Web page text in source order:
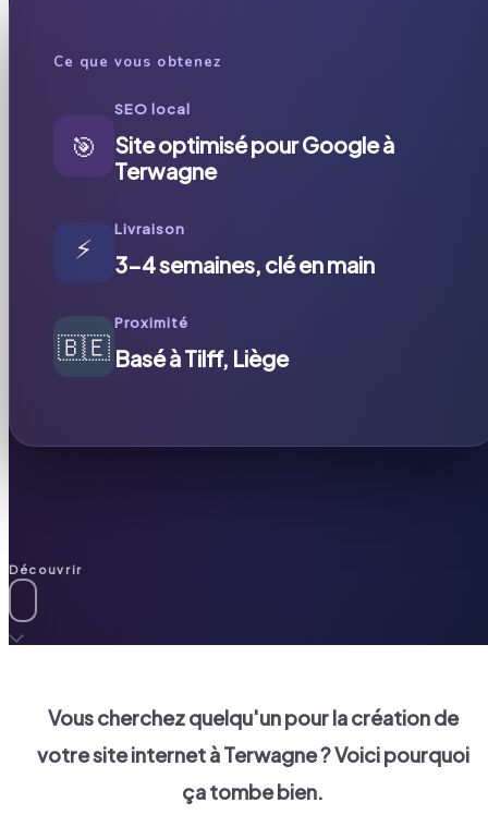
Ce que vous obtenez
🎯
SEO local
Site optimisé pour Google à
Terwagne
⚡
Livraison
3-4 semaines, clé en main
🇧🇪
Proximité
Basé à Tilff, Liège
Découvrir
Vous cherchez quelqu'un pour la création de
votre site internet àTerwagne? Voici pourquoi
ça tombe bien.